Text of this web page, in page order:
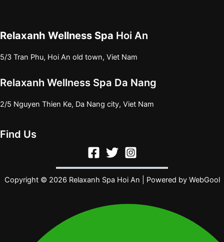
Relaxanh Wellness Spa Hoi An
5/3 Tran Phu, Hoi An old town, Viet Nam
Relaxanh Wellness Spa Da Nang
2/5 Nguyen Thien Ke, Da Nang city, Viet Nam
Find Us
Copyright © 2026 Relaxanh Spa Hoi An | Powered by WebGool